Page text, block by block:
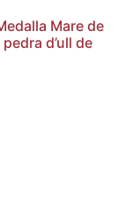
Mare de
d’ull de